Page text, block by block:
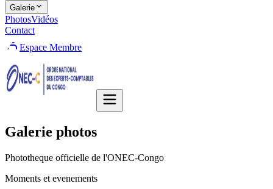
Galerie
PhotosVidéos
Contact
Espace Membre
Galerie photos
Phototheque officielle de l'ONEC-Congo
Moments et evenements